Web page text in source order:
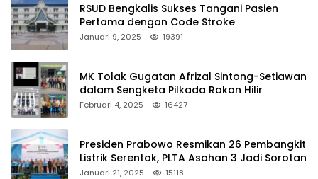
RSUD Bengkalis Sukses Tangani Pasien
Pertama dengan Code Stroke
Januari 9, 2025 19391
MK Tolak Gugatan Afrizal Sintong-Setiawan
dalam Sengketa Pilkada Rokan Hilir
Februari 4, 2025 16427
Presiden Prabowo Resmikan 26 Pembangkit
Listrik Serentak, PLTA Asahan 3 Jadi Sorotan
Januari 21, 2025 15118